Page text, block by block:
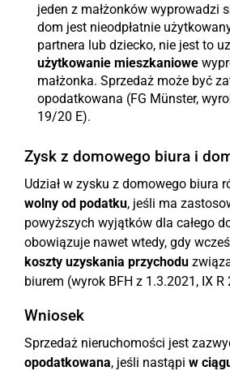
jeden z małżonków wyprowadzi
dom jest nieodpłatnie
partnera lub dziecko, nie jest to
użytkowanie mieszkaniowe
małżonka. Sprzedaż może być
opodatkowana (FG Münster,
19/20 E).
Zysk z domowego biura i
Udział w zysku z domowego biura
wolny od podatku, jeśli ma
powyższych wyjątków dla całego
obowiązuje nawet wtedy, gdy
koszty uzyskania przychodu
biurem (wyrok BFH z 1.3.2021, IX
Wniosek
Sprzedaż nieruchomości jest
opodatkowana, jeśli nastąpi w